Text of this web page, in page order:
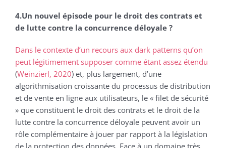
4.Un nouvel épisode pour le droit des contrats et
de lutte contre la concurrence déloyale ?
Dans le contexte d’un recours aux dark patterns qu’on
peut légitimement supposer comme étant assez étendu
(Weinzierl, 2020) et, plus largement, d’une
algorithmisation croissante du processus de distribution
et de vente en ligne aux utilisateurs, le « filet de sécurité
» que constituent le droit des contrats et le droit de la
lutte contre la concurrence déloyale peuvent avoir un
rôle complémentaire à jouer par rapport à la législation